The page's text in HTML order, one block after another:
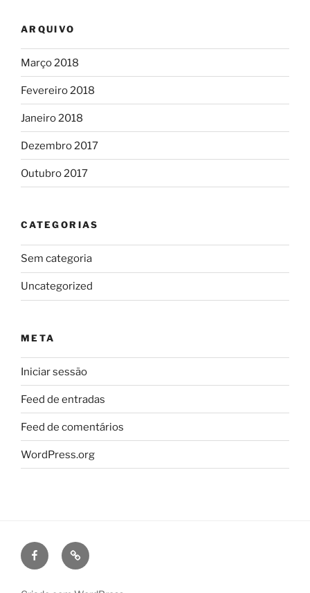
ARQUIVO
Março 2018
Fevereiro 2018
Janeiro 2018
Dezembro 2017
Outubro 2017
CATEGORIAS
Sem categoria
Uncategorized
META
Iniciar sessão
Feed de entradas
Feed de comentários
WordPress.org
FacebookPuzzle
de